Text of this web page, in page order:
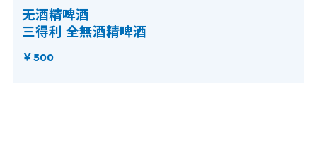
无酒精啤酒
三得利 全無酒精啤酒
￥500